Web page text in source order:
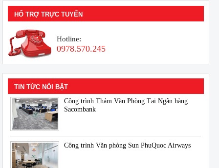
HỔ TRỢ TRỰC TUYẾN
Hotline:
0978.570.245
TIN TỨC NỔI BẬT
Công trình Thảm Văn Phòng Tại Ngân hàng
Sacombank
Công trình Văn phòng Sun PhuQuoc Airways